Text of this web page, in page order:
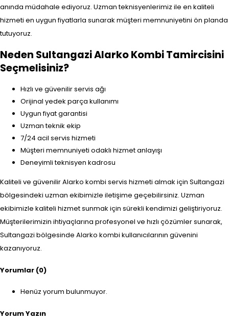
anında müdahale ediyoruz. Uzman teknisyenlerimiz ile en kaliteli
hizmeti en uygun fiyatlarla sunarak müşteri memnuniyetini ön planda
tutuyoruz.
Neden Sultangazi Alarko Kombi Tamircisini
Seçmelisiniz?
Hızlı ve güvenilir servis ağı
Orijinal yedek parça kullanımı
Uygun fiyat garantisi
Uzman teknik ekip
7/24 acil servis hizmeti
Müşteri memnuniyeti odaklı hizmet anlayışı
Deneyimli teknisyen kadrosu
Kaliteli ve güvenilir Alarko kombi servis hizmeti almak için Sultangazi
bölgesindeki uzman ekibimizle iletişime geçebilirsiniz. Uzman
ekibimizle kaliteli hizmet sunmak için sürekli kendimizi geliştiriyoruz.
Müşterilerimizin ihtiyaçlarına profesyonel ve hızlı çözümler sunarak,
Sultangazi bölgesinde Alarko kombi kullanıcılarının güvenini
kazanıyoruz.
Yorumlar (0)
Henüz yorum bulunmuyor.
Yorum Yazın